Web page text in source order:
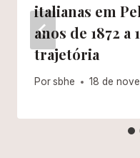
italianas em
anos de 1872
trajetória
Porsbhe 18 de